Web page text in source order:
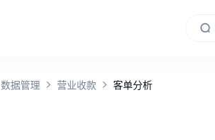
数据管理 营业收款 客单分析